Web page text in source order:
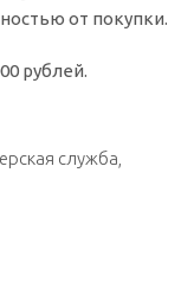
от покупки.
рублей.
служба,